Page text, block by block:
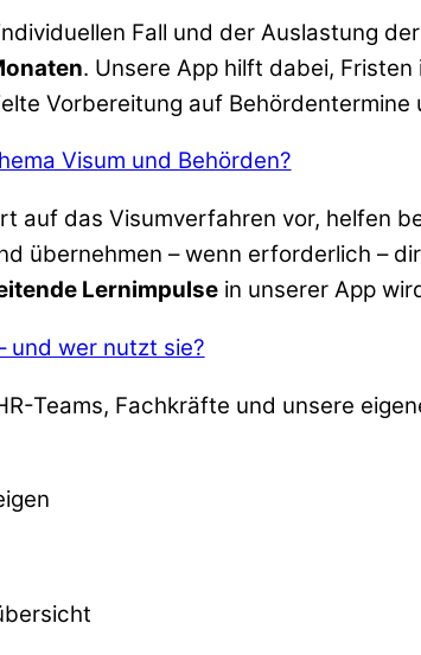
Fall und der Auslastung
. Unsere App hilft dabei,
Vorbereitung auf Behördentermine
Visum und Behörden?
auf das Visumverfahren vor, helfen
übernehmen – wenn erforderlich –
Lernimpulse in unserer App
und wer nutzt sie?
Teams, Fachkräfte und unsere